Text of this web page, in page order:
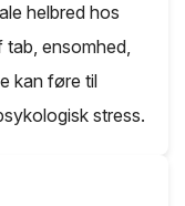
helbred hos
ensomhed,
kan føre til
stress.